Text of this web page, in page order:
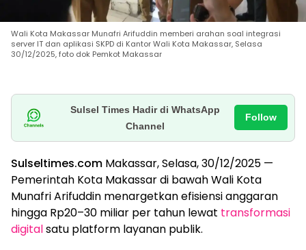
Wali Kota Makassar Munafri Arifuddin memberi arahan soal integrasi
server IT dan aplikasi SKPD di Kantor Wali Kota Makassar, Selasa
30/12/2025, foto dok Pemkot Makassar
Sulsel Times Hadir di WhatsApp
Channel
Follow
Sulseltimes.com Makassar, Selasa, 30/12/2025 —
Pemerintah Kota Makassar di bawah Wali Kota
Munafri Arifuddin menargetkan efisiensi anggaran
hingga Rp20–30 miliar per tahun lewat transformasi
digitalsatu platform layanan publik.